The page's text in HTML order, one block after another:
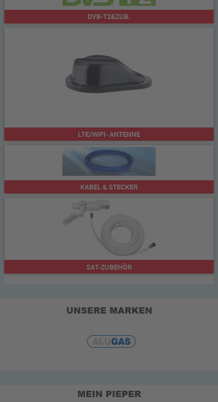
DVB-T2&ZUB.
LTE/WIFI- ANTENNE
KABEL & STECKER
SAT-ZUBEHÖR
UNSERE MARKEN
MEIN PIEPER